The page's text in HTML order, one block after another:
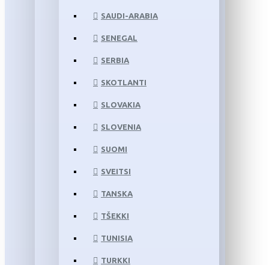
SAUDI-ARABIA
SENEGAL
SERBIA
SKOTLANTI
SLOVAKIA
SLOVENIA
SUOMI
SVEITSI
TANSKA
TŠEKKI
TUNISIA
TURKKI